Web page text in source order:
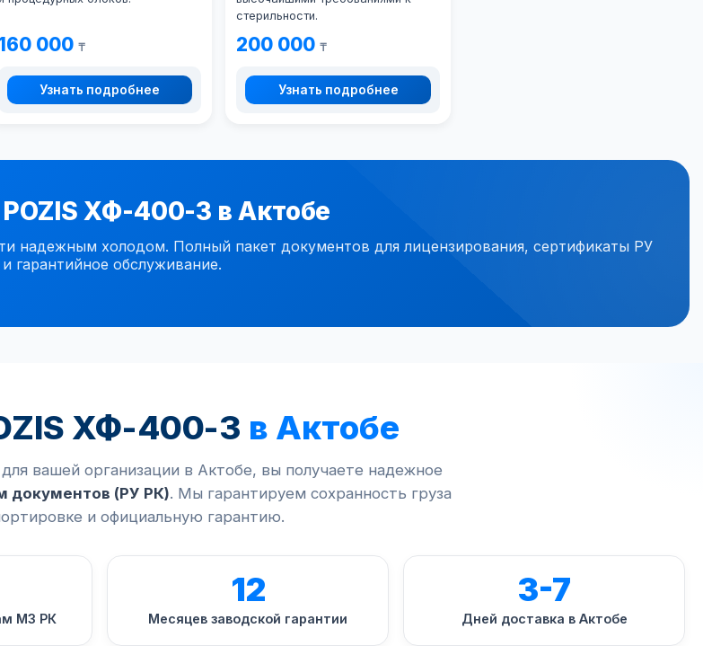
000 ₸
Узнать подробнее
стерильности.
200 000₸
Узнать подробнее
ХФ-400-3 в Актобе
надежным холодом. Полный пакет документов для лицензирования, сертификаты РУ
гарантийное обслуживание.
ХФ-400-3 в Актобе
вашей организации в Актобе, вы получаете надежное
документов (РУ РК). Мы гарантируем сохранность груза
и официальную гарантию.
МЗ РК
12
Месяцев заводской гарантии
3-7
Дней доставка в Актобе